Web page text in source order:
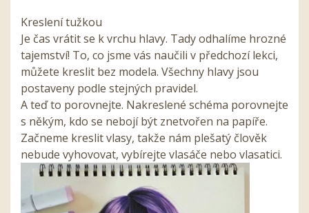
Kreslení tužkou
Je čas vrátit se k vrchu hlavy. Tady odhalíme hrozné
tajemství! To, co jsme vás naučili v předchozí lekci,
můžete kreslit bez modela. Všechny hlavy jsou
postaveny podle stejných pravidel.
A teď to porovnejte. Nakreslené schéma porovnejte
s někým, kdo se nebojí být znetvořen na papíře.
Začneme kreslit vlasy, takže nám plešatý člověk
nebude vyhovovat, vybírejte vlasáče nebo vlasatici.